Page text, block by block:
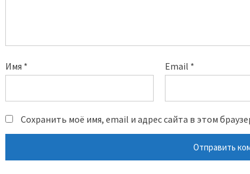
Имя * Email *
Сохранить моё имя, email и адрес сайта в этом